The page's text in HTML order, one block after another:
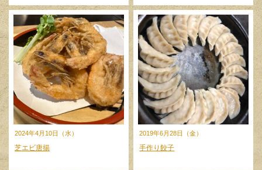
2024年4月10日（水）
芝エビ唐揚
2019年6月28日（金）
手作り餃子